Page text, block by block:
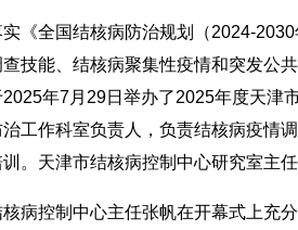
全国结核病防治规划（2024-2030
技能、结核病聚集性疫情和突发公
2025年7月29日举办了2025年度天津
工作科室负责人，负责结核病疫情
。天津市结核病控制中心研究室主任
控制中心主任张帆在开幕式上充分